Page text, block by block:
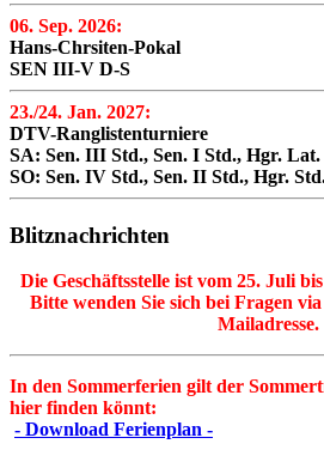
06. Sep. 2026:
Hans-Chrsiten-Pokal
SEN III-V D-S
23./24. Jan. 2027:
DTV-Ranglistenturniere
SA: Sen. III Std., Sen. I Std., Hgr. Lat.
SO: Sen. IV Std., Sen. II Std., Hgr.
Blitznachrichten
Die Geschäftsstelle ist vom 25. Juli
Bitte wenden Sie sich bei Fragen
Mailadresse.
In den Sommerferien gilt der
hier finden könnt:
- Download Ferienplan -